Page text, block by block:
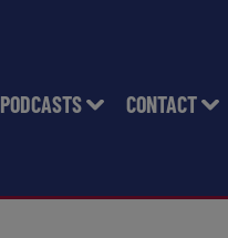
PODCASTS CONTACT